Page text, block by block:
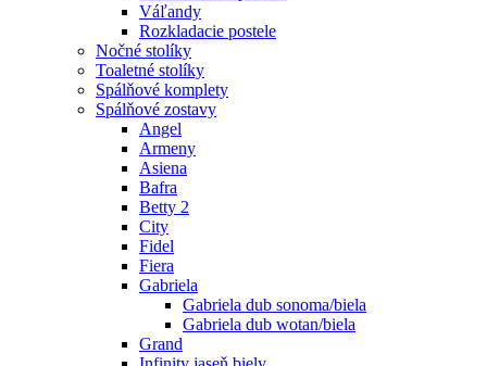
Váľandy
Rozkladacie postele
Nočné stolíky
Toaletné stolíky
Spálňové komplety
Spálňové zostavy
Angel
Armeny
Asiena
Bafra
Betty 2
City
Fidel
Fiera
Gabriela
Gabriela dub sonoma/biela
Gabriela dub wotan/biela
Grand